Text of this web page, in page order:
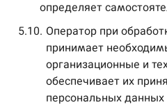
определяет
5.10. Оператор при
принимает
организационные и
обеспечивает их
персональных